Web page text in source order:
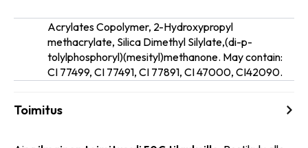
Acrylates Copolymer, 2-Hydroxypropyl
methacrylate, Silica Dimethyl Silylate,(di-p-
tolylphosphoryl)(mesityl)methanone. May contain:
CI 77499, CI 77491, CI 77891, CI 47000, CI42090.
Toimitus